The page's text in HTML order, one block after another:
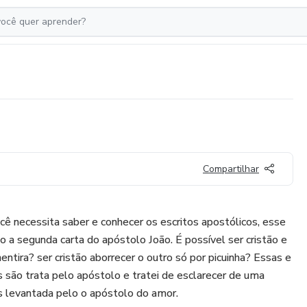
Compartilhar
necessita saber e conhecer os escritos apostólicos, esse
a segunda carta do apóstolo João. É possível ser cristão e
ser cristão aborrecer o outro só por picuinha? Essas e
trata pelo apóstolo e tratei de esclarecer de uma
pelo o apóstolo do amor.